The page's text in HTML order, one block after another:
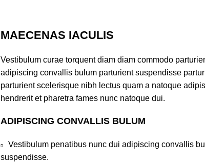
MAECENAS IACULIS
Vestibulum curae torquent diam diam commodo
adipiscing convallis bulum parturient suspendisse
parturient scelerisque nibh lectus quam a natoque
hendrerit et pharetra fames nunc natoque dui.
ADIPISCING CONVALLIS BULUM
Vestibulum penatibus nunc dui adipiscing convallis
suspendisse.